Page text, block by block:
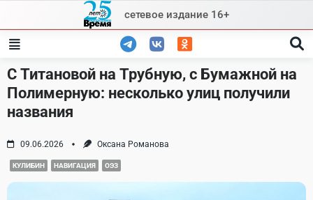
content
сетевое издание 16+
С Титановой на Трубную, с Бумажной на
Полимерную: несколько улиц получили
названия
09.06.2026 Оксана Романова
КУЛИБИН НАВИГАЦИЯ ОЭЗ